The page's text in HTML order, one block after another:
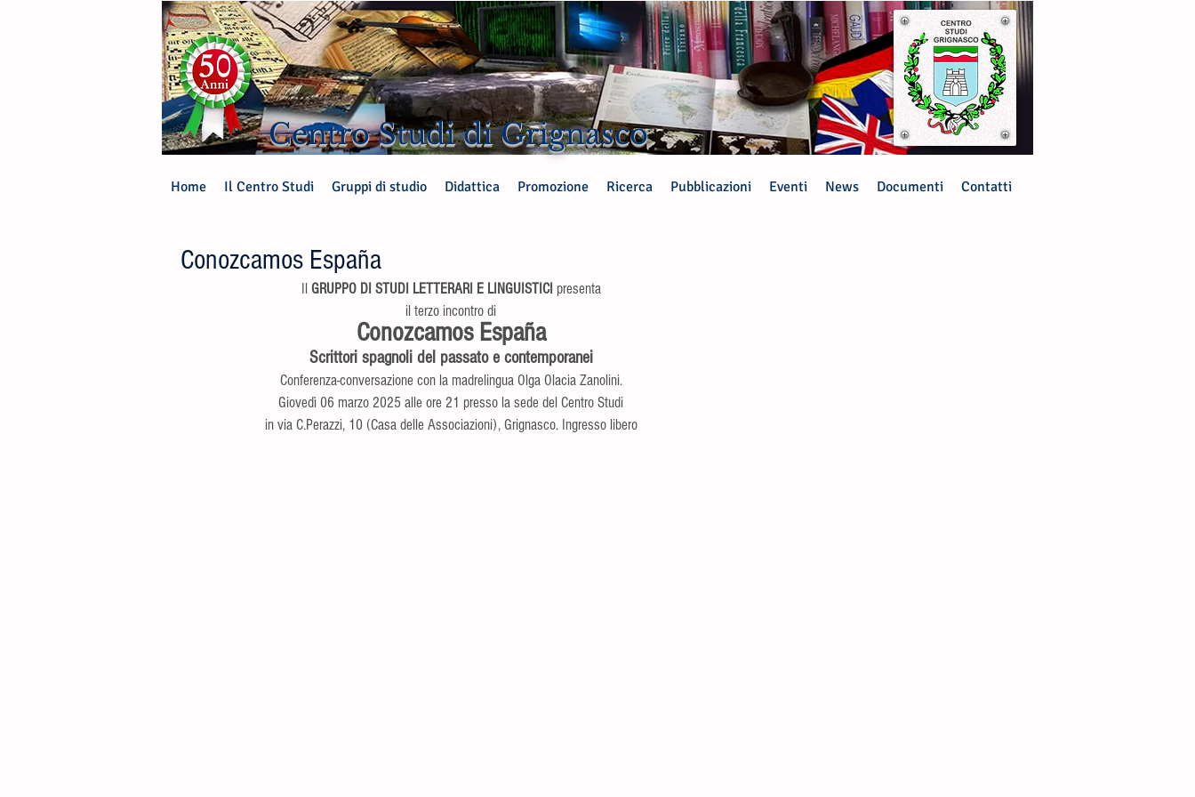
Centro Studi di Grignasco
Home Il Centro Studi Gruppi di studio Didattica Promozione Ricerca Pubblicazioni Eventi News Documenti Contatti
Conozcamos España
Il GRUPPO DI STUDI LETTERARI E LINGUISTICI presenta
il terzo incontro di
Conozcamos España
Scrittori spagnoli del passato e contemporanei
Conferenza-conversazione con la madrelingua Olga Olacia Zanolini.
Giovedì 06 marzo 2025 alle ore 21 presso la sede del Centro Studi
in via C.Perazzi, 10 (Casa delle Associazioni), Grignasco. Ingresso libero